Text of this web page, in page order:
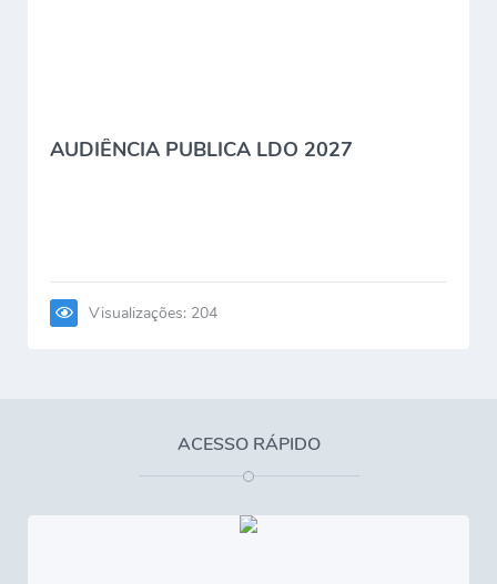
AUDIÊNCIA PUBLICA LDO 2027
Visualizações: 204
ACESSO RÁPIDO